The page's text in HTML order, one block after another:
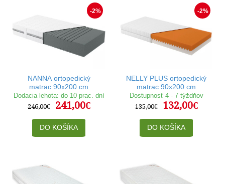
-2%
NANNA ortopedický
matrac 90x200 cm
Dodacia lehota: do 10 prac. dní
246,00€
241,00€
DO KOŠÍKA
-2%
NELLY PLUS ortopedický
matrac 90x200 cm
Dostupnosť 4 - 7 týždňov
135,00€
132,00€
DO KOŠÍKA